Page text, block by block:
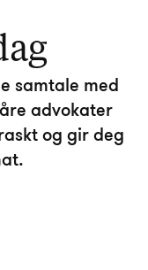
samtale med
advokater
og gir deg